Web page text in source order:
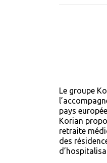
Le groupe
pays
Korian
retraite
des